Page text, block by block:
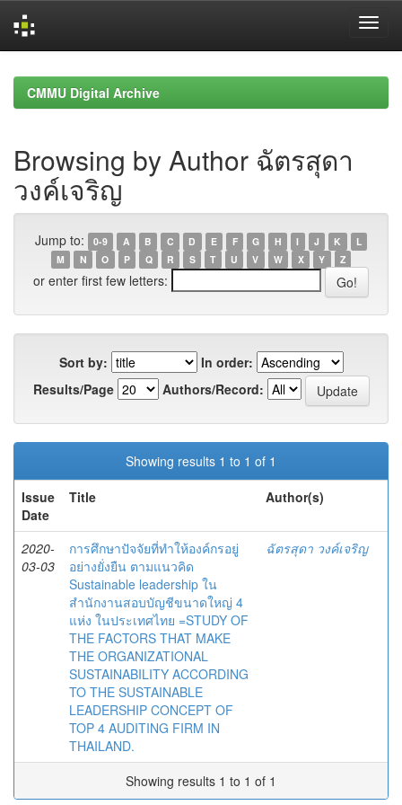
navigationCMMU Digital Archive
Browsing by Author ฉัตรสุดา
วงค์เจริญ
Jump to: 0-9 A B C D E F G H I J K
L
M
N O P Q R S T U V W X Y Z
or enter first few letters:
Sort by:
In order:
Results/Page
Authors/Record:
Showing results 1 to 1 of 1
Issue
Date
Title Author(s)
2020-
03-03
การศึกษาปัจจัยที่ทำให้องค์กรอยู่
อย่างยั่งยืน ตามแนวคิด
Sustainable leadership ใน
สำนักงานสอบบัญชีขนาดใหญ่ 4
แห่ง ในประเทศไทย =STUDY OF
THE FACTORS THAT MAKE
THE ORGANIZATIONAL
SUSTAINABILITY ACCORDING
TO THE SUSTAINABLE
LEADERSHIP CONCEPT OF
TOP 4 AUDITING FIRM IN
THAILAND.
ฉัตรสุดา วงค์เจริญ
Showing results 1 to 1 of 1